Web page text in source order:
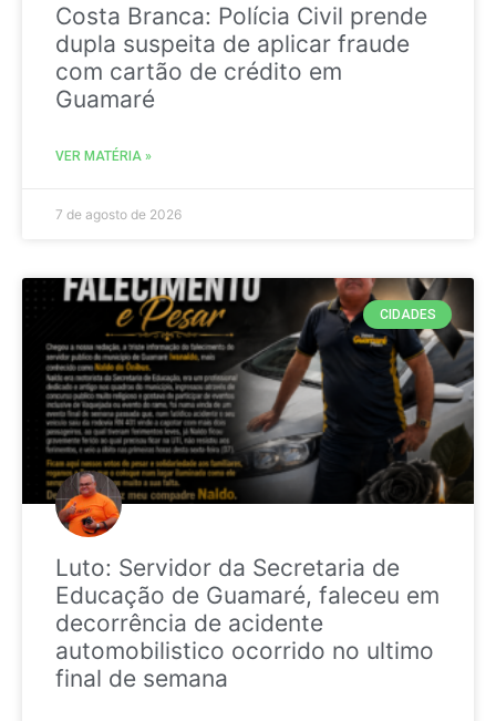
Costa Branca: Polícia Civil prende
dupla suspeita de aplicar fraude
com cartão de crédito em
Guamaré
VER MATÉRIA »
7 de agosto de 2026
CIDADES
Luto: Servidor da Secretaria de
Educação de Guamaré, faleceu em
decorrência de acidente
automobilistico ocorrido no ultimo
final de semana